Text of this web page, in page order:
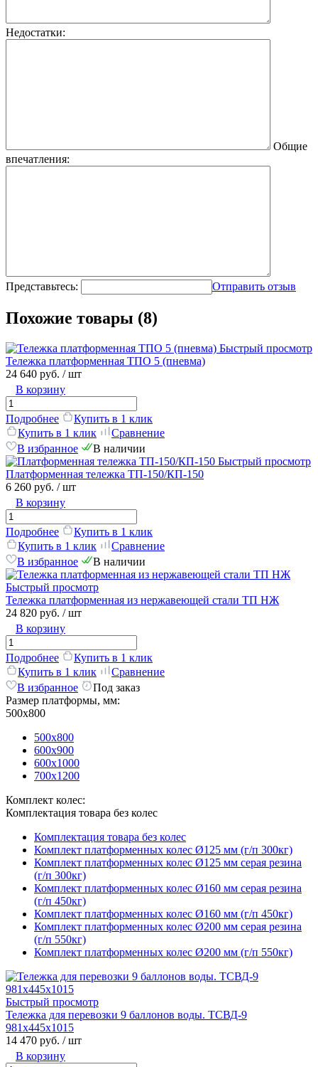
Недостатки:
Общие
впечатления:
Представьтесь: Отправить отзыв
Похожие товары (8)
Быстрый просмотр
Тележка платформенная ТПО 5 (пневма)
24 640 руб. / шт
В корзину
Подробнее
Купить в 1 клик
Купить в 1 клик
Сравнение
В избранное
В наличии
Быстрый просмотр
Платформенная тележка ТП-150/КП-150
6 260 руб. / шт
В корзину
Подробнее
Купить в 1 клик
Купить в 1 клик
Сравнение
В избранное
В наличии
Быстрый просмотр
Тележка платформенная из нержавеющей стали ТП НЖ
24 820 руб. / шт
В корзину
Подробнее
Купить в 1 клик
Купить в 1 клик
Сравнение
В избранное
Под заказ
Размер платформы, мм:
500х800
500х800
600х900
600х1000
700х1200
Комплект колес:
Комплектация товара без колес
Комплектация товара без колес
Комплект платформенных колес Ø125 мм (г/п 300кг)
Комплект платформенных колес Ø125 мм серая резина
(г/п 300кг)
Комплект платформенных колес Ø160 мм серая резина
(г/п 450кг)
Комплект платформенных колес Ø160 мм (г/п 450кг)
Комплект платформенных колес Ø200 мм серая резина
(г/п 550кг)
Комплект платформенных колес Ø200 мм (г/п 550кг)
Быстрый просмотр
Тележка для перевозки 9 баллонов воды. ТСВД-9
981х445х1015
14 470 руб. / шт
В корзину